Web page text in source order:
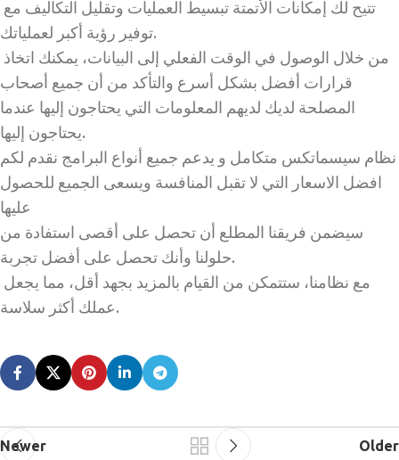
توفير رؤية أكبر لعملياتك.
قرارات أفضل بشكل أسرع والتأكد من أن جميع أصحاب
المصلحة لديك لديهم المعلومات التي يحتاجون إليها عندما
يحتاجون إليها.
نظام سيسماتكس متكامل و يدعم جميع أنواع البرامج نقدم لكم
افضل الاسعار التي لا تقبل المنافسة ويسعى الجميع للحصول
عليها
سيضمن فريقنا المطلع أن تحصل على أقصى استفادة من
حلولنا وأنك تحصل على أفضل تجربة.
عملك أكثر سلاسة.
Newer Older